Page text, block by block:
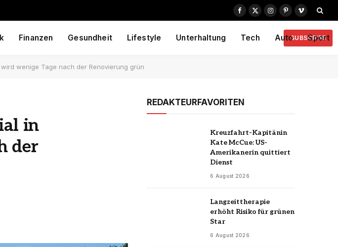
Facebook
X
Instagram
PinterestVimeo
Finanzen Gesundheit Lifestyle Unterhaltung Tech Auto Sport
SUBSCRIBE
wenige Tage nach der Renovierung grün
in
der
REDAKTEURFAVORITEN
Kreuzfahrt-Kapitänin
Kate McCue: US-
Amerikanerin quittiert
Dienst
6 August 2026
Langzeittherapie
erhöht Risiko für grünen
Star
6 August 2026